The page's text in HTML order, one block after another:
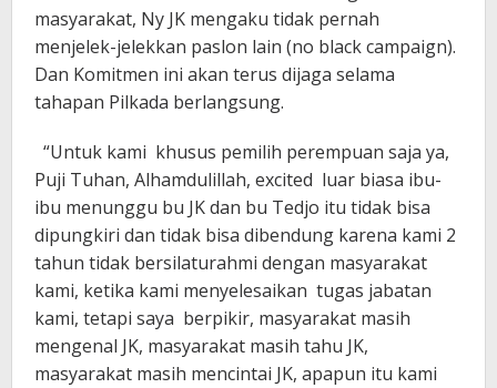
masyarakat, Ny JK mengaku tidak pernah
menjelek-jelekkan paslon lain (no black campaign).
Dan Komitmen ini akan terus dijaga selama
tahapan Pilkada berlangsung.
“Untuk kami khusus pemilih perempuan saja ya,
Puji Tuhan, Alhamdulillah, excited luar biasa ibu-
ibu menunggu bu JK dan bu Tedjo itu tidak bisa
dipungkiri dan tidak bisa dibendung karena kami 2
tahun tidak bersilaturahmi dengan masyarakat
kami, ketika kami menyelesaikan tugas jabatan
kami, tetapi saya berpikir, masyarakat masih
mengenal JK, masyarakat masih tahu JK,
masyarakat masih mencintai JK, apapun itu kami